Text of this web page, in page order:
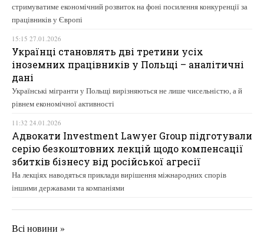
стримуватиме економічний розвиток на фоні посилення конкуренції за
працівників у Європі
15:15 27.01.2026
Українці становлять дві третини усіх
іноземних працівників у Польщі – аналітичні
дані
Українські мігранти у Польщі вирізняються не лише чисельністю, а й
рівнем економічної активності
11:32 24.01.2026
Адвокати Investment Lawyer Group підготували
серію безкоштовних лекцій щодо компенсації
збитків бізнесу від російської агресії
На лекціях наводяться приклади вирішення міжнародних спорів
іншими державами та компаніями
Всі новини »